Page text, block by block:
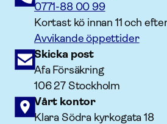
0771-88 00 99
Kortast kö innan 11 och
Avvikande öppettider
Skicka post
Afa Försäkring
106 27 Stockholm
Vårt kontor
Klara Södra kyrkogata 18